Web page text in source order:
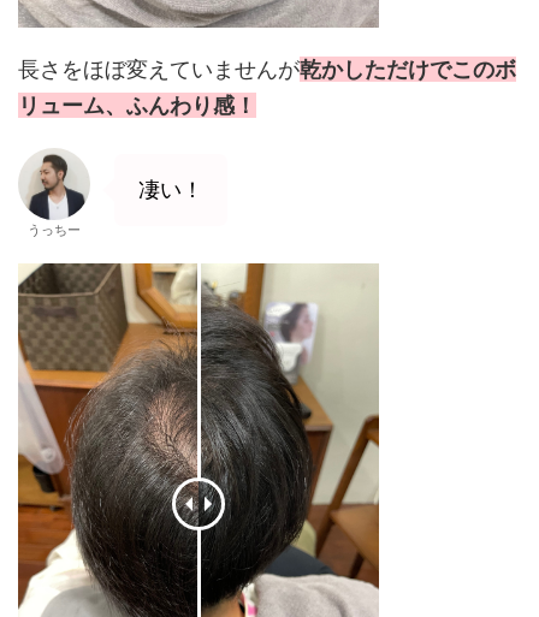
長さをほぼ変えていませんが乾かしただけでこのボ
リューム、ふんわり感！
うっちー
凄い！